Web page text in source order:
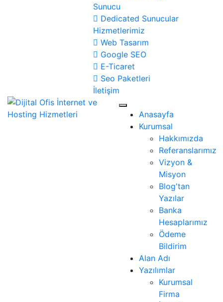
Sunucu
Dedicated Sunucular
Hizmetlerimiz
Web Tasarım
Google SEO
E-Ticaret
Seo Paketleri
İletişim
Anasayfa
Kurumsal
Hakkımızda
Referanslarımız
Vizyon &
Misyon
Blog'tan
Yazılar
Banka
Hesaplarımız
Ödeme
Bildirim
Alan Adı
Yazılımlar
Kurumsal
Firma